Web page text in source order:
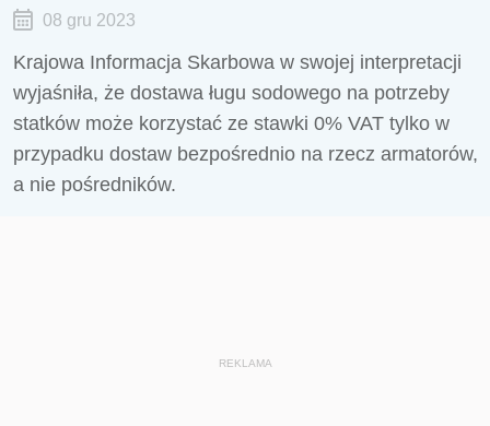
08 gru 2023
Krajowa Informacja Skarbowa w swojej interpretacji
wyjaśniła, że dostawa ługu sodowego na potrzeby
statków może korzystać ze stawki 0% VAT tylko w
przypadku dostaw bezpośrednio na rzecz armatorów,
a nie pośredników.
REKLAMA